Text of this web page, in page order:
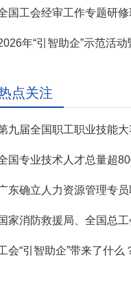
国工会经审工作专题研
点关注
国专业技术人才总量超
会“引智助企”带来了什么